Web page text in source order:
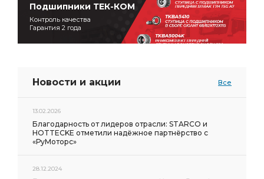
Подшипники ТЕК-КОМ
Контроль качества
Гарантия 2 года
Новости и акции Все
13.02.2026
Благодарность от лидеров отрасли: STARCO и
HOTTECKE отметили надёжное партнёрство с
«РуМоторс»
28.12.2024